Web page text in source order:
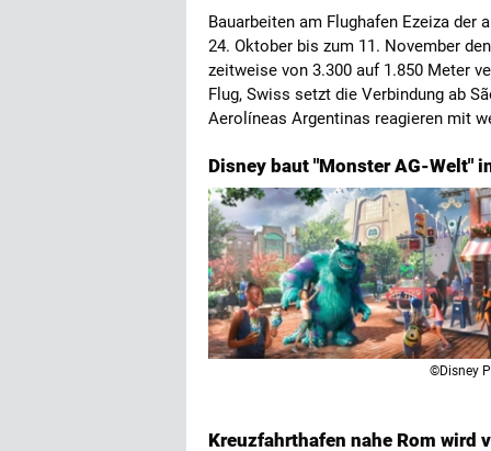
Bauarbeiten am Flughafen Ezeiza
24. Oktober bis zum 11. November
zeitweise von 3.300 auf 1.850 Meter
Flug, Swiss setzt die Verbindung ab
Aerolíneas Argentinas reagieren mit
Disney baut "Monster AG-Welt"
©Disney
Kreuzfahrthafen nahe Rom wird